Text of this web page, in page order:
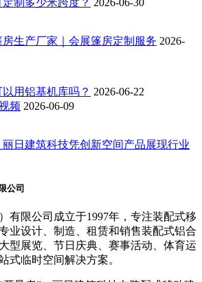
制多少米跨度？ 2026-06-30
生产厂家｜会展篷房定制服务 2026-
用铝基机库吗？ 2026-06-22
频 2026-06-09
日建筑科技凭创新空间产品展现行业
公司
有限公司成立于1997年，专注装配式移
业设计、制造、租赁和销售装配式铝合
型展览、节日庆典、赛事活动、体育运
式临时空间解决方案。